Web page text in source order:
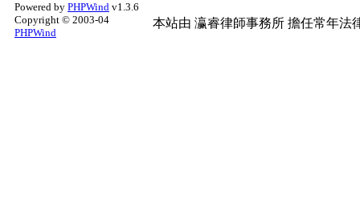
Powered by PHPWind v1.3.6
Copyright © 2003-04
PHPWind
本站由 瀛睿律師事務所 擔任常年法